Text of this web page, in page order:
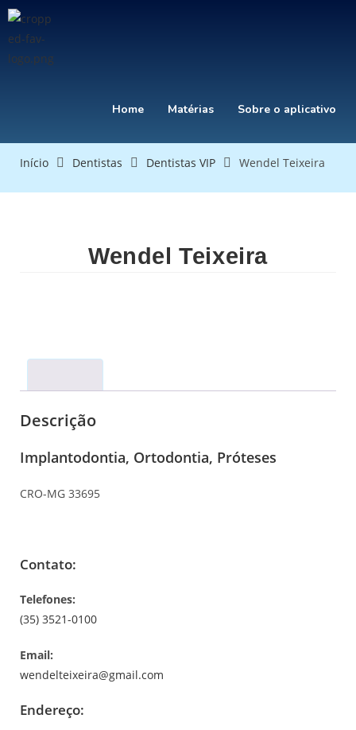
Home Matérias Sobre o aplicativo
Início Dentistas Dentistas VIP Wendel Teixeira
Wendel Teixeira
Descrição
Implantodontia, Ortodontia, Próteses
CRO-MG 33695
Contato:
Telefones:
(35) 3521-0100
Email:
wendelteixeira@gmail.com
Endereço: